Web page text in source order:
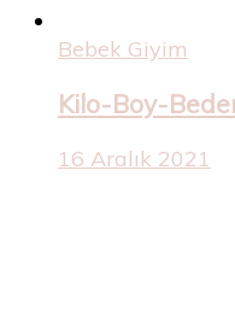
Bebek Giyim
Kilo-Boy-
16 Aralık 2021